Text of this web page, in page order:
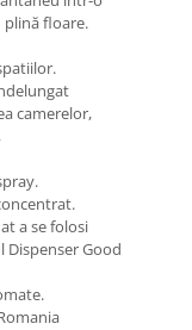
plină floare.
camerelor,
a se folosi
Good